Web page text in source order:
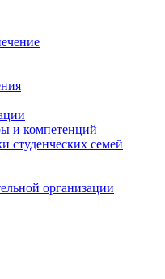
и компетенций
студенческих семей
организации